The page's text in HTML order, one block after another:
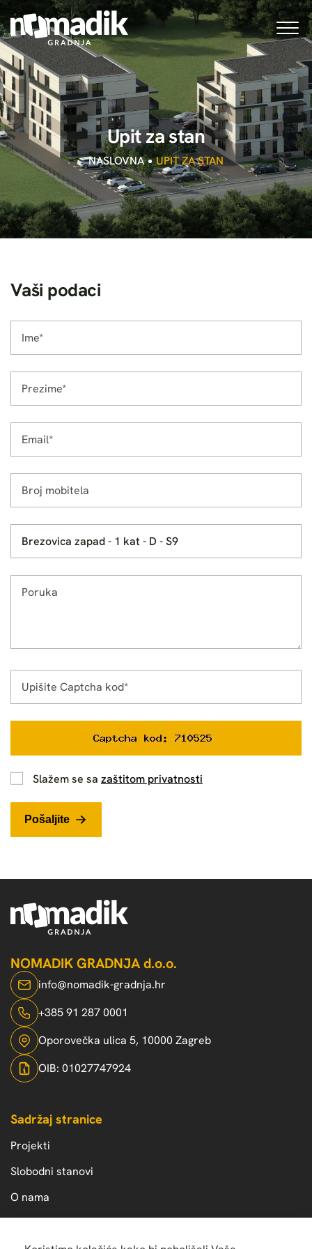
Upitzastan
NASLOVNA UPIT ZA STAN
Vaši podaci
Slažem se sa zaštitom privatnosti
Pošaljite
NOMADIK GRADNJA d.o.o.
info@nomadik-gradnja.hr
+385 91 287 0001
Oporovečka ulica 5, 10000 Zagreb
OIB: 01027747924
Sadržaj stranice
Projekti
Slobodni stanovi
O nama